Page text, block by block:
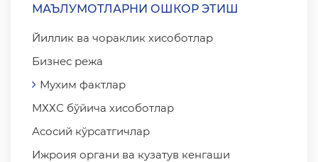
МАЪЛУМОТЛАРНИ ОШКОР ЭТИШ
Йиллик ва чораклик хисоботлар
Бизнес режа
Мухим фактлар
МХХС бўйича хисоботлар
Асосий кўрсатгичлар
Ижроия органи ва кузатув кенгаши